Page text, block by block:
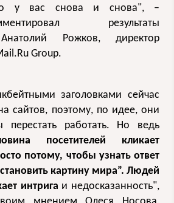
то у вас снова и снова", –
результаты
Рожков, директор
Group.
заголовками сейчас
сайтов, поэтому, по идее, они
работать. Но ведь
посетителей кликает
потому, чтобы узнать ответ
картину мира”. Людей
интрига и недосказанность",